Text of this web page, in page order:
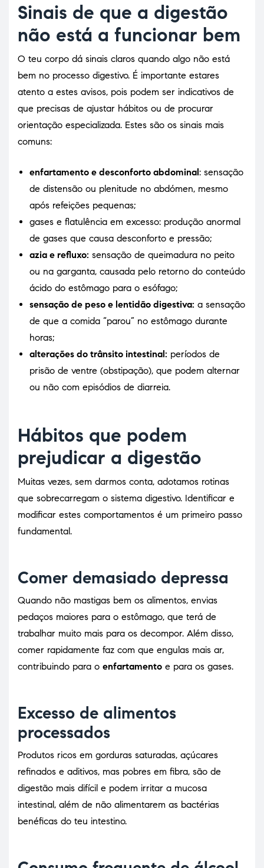
Sinais de que a digestão
não está a funcionar bem
O teu corpo dá sinais claros quando algo não está
bem no processo digestivo. É importante estares
atento a estes avisos, pois podem ser indicativos de
que precisas de ajustar hábitos ou de procurar
orientação especializada. Estes são os sinais mais
comuns:
enfartamento e desconforto abdominal : sensação
de distensão ou plenitude no abdómen, mesmo
após refeições pequenas;
gases e flatulência em excesso: produção anormal
de gases que causa desconforto e pressão;
azia e refluxo: sensação de queimadura no peito
ou na garganta, causada pelo retorno do conteúdo
ácido do estômago para o esófago;
sensação de peso e lentidão digestiva: a sensação
de que a comida “parou” no estômago durante
horas;
alterações do trânsito intestinal: períodos de
prisão de ventre (obstipação), que podem alternar
ou não com episódios de diarreia.
Hábitos que podem
prejudicar a digestão
Muitas vezes, sem darmos conta, adotamos rotinas
que sobrecarregam o sistema digestivo. Identificar e
modificar estes comportamentos é um primeiro passo
fundamental.
Comer demasiado depressa
Quando não mastigas bem os alimentos, envias
pedaços maiores para o estômago, que terá de
trabalhar muito mais para os decompor. Além disso,
comer rapidamente faz com que engulas mais ar,
contribuindo para o enfartamento e para os gases.
Excesso de alimentos
processados
Produtos ricos em gorduras saturadas, açúcares
refinados e aditivos, mas pobres em fibra, são de
digestão mais difícil e podem irritar a mucosa
intestinal, além de não alimentarem as bactérias
benéficas do teu intestino.